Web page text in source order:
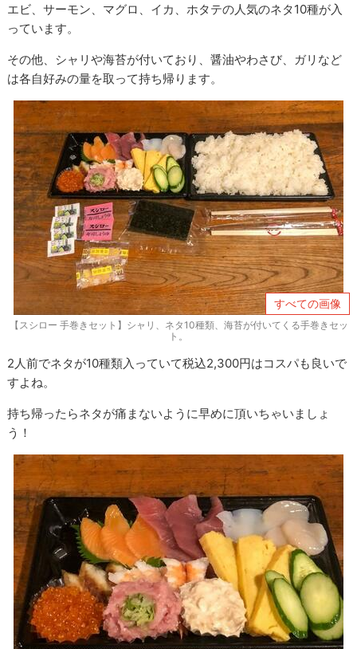
エビ、サーモン、マグロ、イカ、ホタテの人気のネタ10種が入
っています。
その他、シャリや海苔が付いており、醤油やわさび、ガリなど
は各自好みの量を取って持ち帰ります。
すべての画像
【スシロー 手巻きセット】シャリ、ネタ10種類、海苔が付いてくる手巻きセッ
ト。
2人前でネタが10種類入っていて税込2,300円はコスパも良いで
すよね。
持ち帰ったらネタが痛まないように早めに頂いちゃいましょ
う！